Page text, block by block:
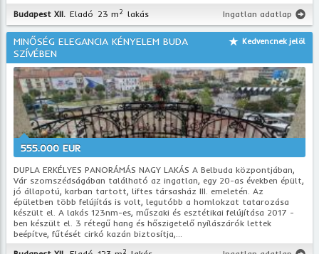
Budapest XII. Eladó 23 m2 lakás Ingatlan adatlap
Kedvencnek jelöl
MINŐSÉG ELEGANCIA KÉNYELEM BUDA
SZÍVÉBEN
555.000 EUR
DUPLA ERKÉLYES PANORÁMÁS NAGY LAKÁS A Belbuda központjában,
Vár szomszédságában található az ingatlan, egy 20-as években épült,
jó állapotú, karban tartott, liftes társasház III. emeletén. Az
épületben több felújítás is volt, legutóbb a homlokzat tatarozása
készült el. A lakás 123nm-es, műszaki és esztétikai felújítása 2017 -
ben készült el. 3 rétegű hang és hőszigetelő nyílászárók lettek
beépítve, fűtését cirkó kazán biztosítja,...
2